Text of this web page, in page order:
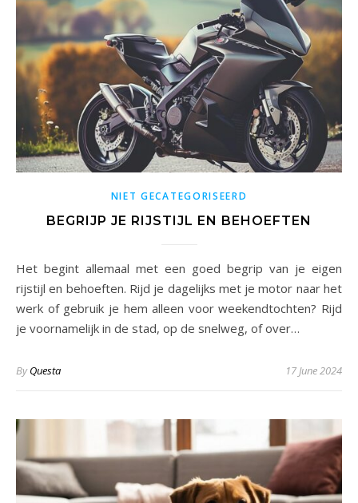
NIET GECATEGORISEERD
BEGRIJP JE RIJSTIJL EN BEHOEFTEN
Het begint allemaal met een goed begrip van je eigen
rijstijl en behoeften. Rijd je dagelijks met je motor naar het
werk of gebruik je hem alleen voor weekendtochten? Rijd
je voornamelijk in de stad, op de snelweg, of over…
ByQuesta 17 June 2024